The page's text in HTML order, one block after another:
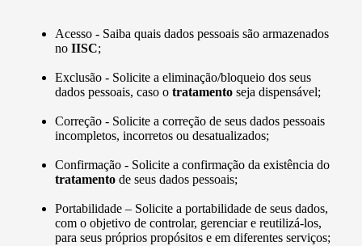
Acesso - Saiba quais dados pessoais são armazenados
no IISC;
Exclusão - Solicite a eliminação/bloqueio dos seus
dados pessoais, caso o tratamento seja dispensável;
Correção - Solicite a correção de seus dados pessoais
incompletos, incorretos ou desatualizados;
Confirmação - Solicite a confirmação da existência do
tratamento de seus dados pessoais;
Portabilidade – Solicite a portabilidade de seus dados,
com o objetivo de controlar, gerenciar e reutilizá-los,
para seus próprios propósitos e em diferentes serviços;